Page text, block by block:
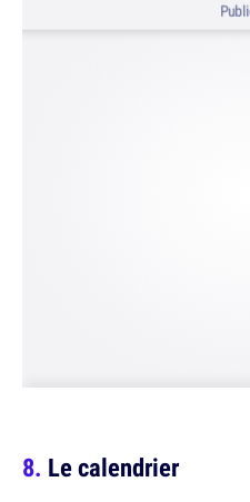
Le calendrier